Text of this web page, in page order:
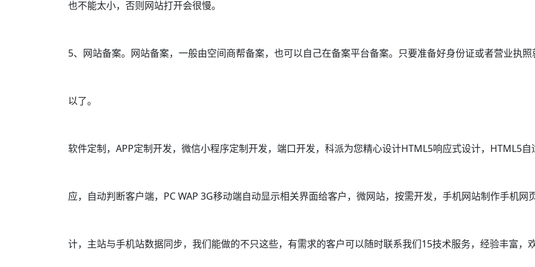
也不能太小，否则网站打开会很慢。
5、网站备案。网站备案，一般由空间商帮备案，也可以自己在备案平台备案。只要准备好身份证或者营业执照
以了。
软件定制，APP定制开发，微信小程序定制开发，端口开发，科派为您精心设计HTML5响应式设计，HTML5自
应，自动判断客户端，PC WAP 3G移动端自动显示相关界面给客户，微网站，按需开发，手机网站制作手机网
计，主站与手机站数据同步，我们能做的不只这些，有需求的客户可以随时联系我们15技术服务，经验丰富，